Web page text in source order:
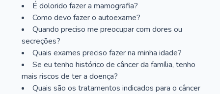
É dolorido fazer a mamografia?
Como devo fazer o autoexame?
Quando preciso me preocupar com dores ou
secreções?
Quais exames preciso fazer na minha idade?
Se eu tenho histórico de câncer da família, tenho
mais riscos de ter a doença?
Quais são os tratamentos indicados para o câncer